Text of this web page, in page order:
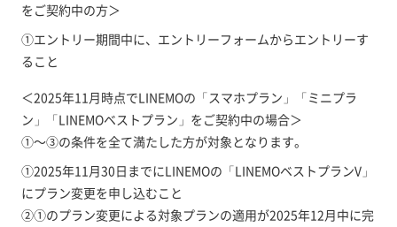
をご契約中の方＞
①エントリー期間中に、エントリーフォームからエントリーす
ること
＜2025年11月時点でLINEMOの「スマホプラン」「ミニプラ
ン」「LINEMOベストプラン」をご契約中の場合＞
①～③の条件を全て満たした方が対象となります。
①2025年11月30日までにLINEMOの「LINEMOベストプランV」
にプラン変更を申し込むこと
②①のプラン変更による対象プランの適用が2025年12月中に完